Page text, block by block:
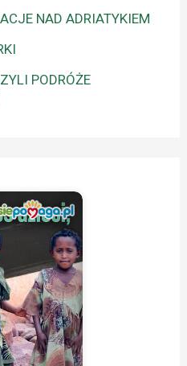
NAD ADRIATYKIEM
PODRÓŻE